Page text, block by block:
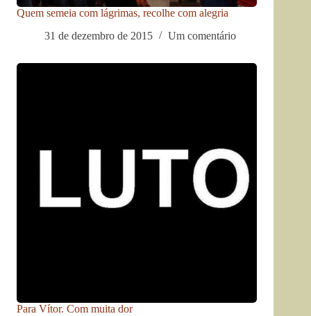
Quem semeia com lágrimas, recolhe com alegria
31 de dezembro de 2015
Um comentário
Para Vítor. Com muita dor